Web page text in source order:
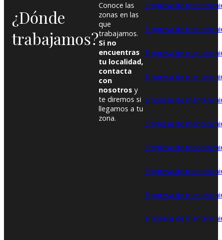
¿Dónde
trabajamos?
Conoce las
zonas en las
que
trabajamos.
Si no
encuentras
tu localidad,
contacta
con
nosotros y
te diremos si
llegamos a tu
zona.
Empresa de
Empresa de
Empresa de
Empresa de
Empresa de
Empresa de
Empresa de
Empresa de
Empresa de
Empresa de